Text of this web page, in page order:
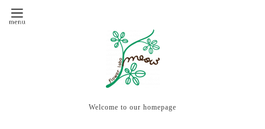
Welcome to our homepage